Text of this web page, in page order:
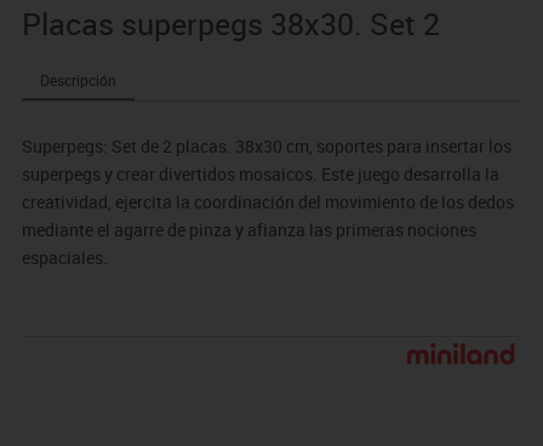
Placas superpegs 38x30. Set 2
Descripción
Superpegs: Set de 2 placas. 38x30 cm, soportes para insertar los
superpegs y crear divertidos mosaicos. Este juego desarrolla la
creatividad, ejercita la coordinación del movimiento de los dedos
mediante el agarre de pinza y afianza las primeras nociones
espaciales.